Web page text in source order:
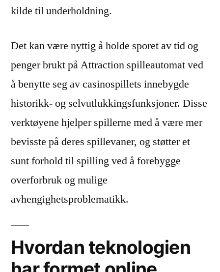
kilde til underholdning.
Det kan være nyttig å holde sporet av tid og
penger brukt på Attraction spilleautomat ved
å benytte seg av casinospillets innebygde
historikk- og selvutlukkingsfunksjoner. Disse
verktøyene hjelper spillerne med å være mer
bevisste på deres spillevaner, og støtter et
sunt forhold til spilling ved å forebygge
overforbruk og mulige
avhengighetsproblematikk.
Hvordan teknologien